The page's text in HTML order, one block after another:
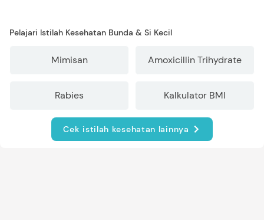
Pelajari Istilah Kesehatan Bunda & Si Kecil
Mimisan Amoxicillin Trihydrate
Rabies Kalkulator BMI
Cek istilah kesehatan lainnya